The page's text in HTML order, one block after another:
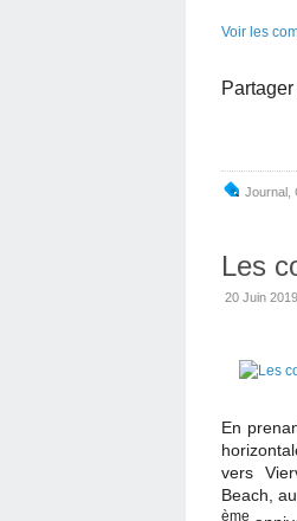
Voir les
Journal
Les
20 Juin
En
vers
Beach,
ème